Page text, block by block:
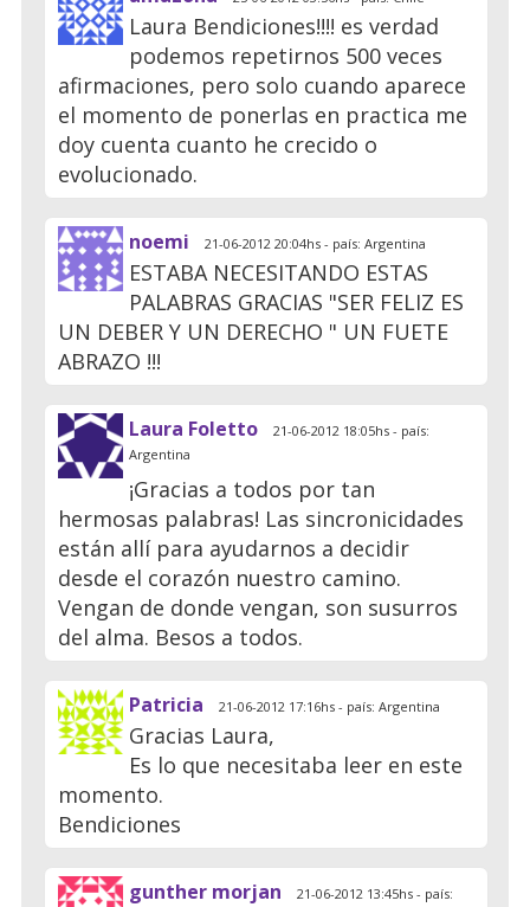
Laura Bendiciones!!!! es verdad
podemos repetirnos 500 veces
afirmaciones, pero solo cuando aparece
el momento de ponerlas en practica me
doy cuenta cuanto he crecido o
evolucionado.
noemi 21-06-2012 20:04hs - país: Argentina
ESTABA NECESITANDO ESTAS
PALABRAS GRACIAS "SER FELIZ ES
UN DEBER Y UN DERECHO " UN FUETE
ABRAZO !!!
Laura Foletto 21-06-2012 18:05hs - país:
Argentina
¡Gracias a todos por tan
hermosas palabras! Las sincronicidades
están allí para ayudarnos a decidir
desde el corazón nuestro camino.
Vengan de donde vengan, son susurros
del alma. Besos a todos.
Patricia 21-06-2012 17:16hs - país: Argentina
Gracias Laura,
Es lo que necesitaba leer en este
momento.
Bendiciones
gunther morjan 21-06-2012 13:45hs - país: